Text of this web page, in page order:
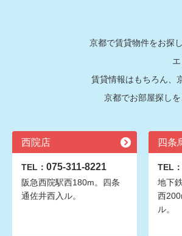
京都で賃貸物件をお探
賃貸情報はもちろん、
京都でお部屋探し
西院店
TEL： 075-311-8221
阪急西院駅西180m。四条
通佐井西入ル。
四条
TEL：
地下
西
ル。